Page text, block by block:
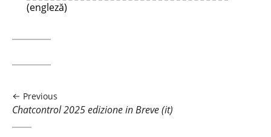
(engleză)
Previous
Previous
Chatcontrol 2025 edizione in Breve (it)